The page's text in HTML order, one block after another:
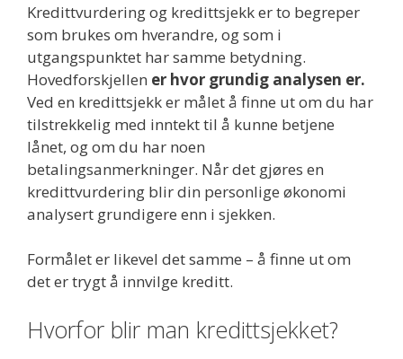
Kredittvurdering og kredittsjekk er to begreper
som brukes om hverandre, og som i
utgangspunktet har samme betydning.
Hovedforskjellen er hvor grundig analysen er.
Ved en kredittsjekk er målet å finne ut om du har
tilstrekkelig med inntekt til å kunne betjene
lånet, og om du har noen
betalingsanmerkninger. Når det gjøres en
kredittvurdering blir din personlige økonomi
analysert grundigere enn i sjekken.
Formålet er likevel det samme – å finne ut om
det er trygt å innvilge kreditt.
Hvorfor blir man kredittsjekket?